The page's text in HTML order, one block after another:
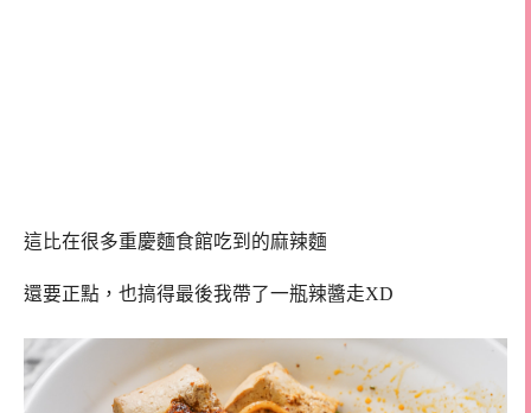
這比在很多重慶麵食館吃到的麻辣麵
還要正點，也搞得最後我帶了一瓶辣醬走XD